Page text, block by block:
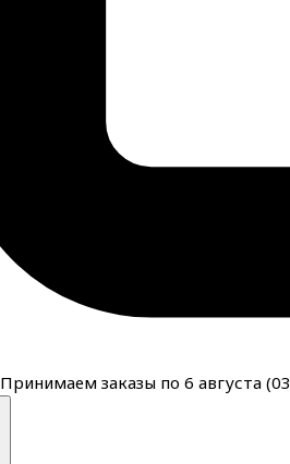
Принимаем заказы по 6 августа (03